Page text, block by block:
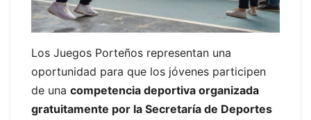
Los Juegos Porteños representan una
oportunidad para que los jóvenes participen
de una competencia deportiva organizada
gratuitamente por la Secretaría de Deportes